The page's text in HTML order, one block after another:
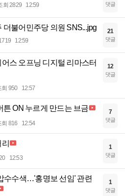
회 2829 12:59 댓글
더불어민주당 의원 SNS...jpg
12:59
21
댓글
스 오프닝 디지털 리마스터
회 950 12:57
12
댓글
튼 ON 누르게 만드는 브금
회 816 12:54
7
댓글
12:53
1
댓글
수수색…'홍명보 선임' 관련
1
댓글